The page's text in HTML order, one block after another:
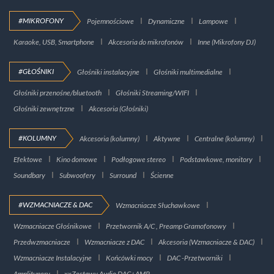
#MIKROFONY Pojemnościowe Dynamiczne Lampowe
Karaoke, USB, Smartphone Akcesoria do mikrofonów Inne (Mikrofony DJ)
#GŁOŚNIKI Głośniki instalacyjne Głośniki multimedialne
Głośniki przenośne/bluetooth
Głośniki Streaming/WIFI
Głośniki zewnętrzne
Akcesoria (Głośniki)
#KOLUMNY Akcesoria (kolumny) Aktywne Centralne (kolumny)
Efektowe Kino domowe Podłogowe stereo
Podstawkowe, monitory
Soundbary
Subwoofery Surround Ścienne
#WZMACNIACZE & DAC Wzmacniacze Słuchawkowe
Wzmacniacze Głośnikowe
Przetwornik A/C , Preamp Gramofonowy
Przedwzmacniacze
Wzmacniacze z DAC
Akcesoria (Wzmacniacze & DAC)
Wzmacniacze Instalacyjne
Końcówki mocy
DAC -Przetworniki